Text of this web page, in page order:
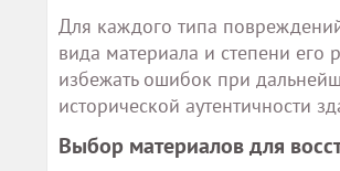
Для каждого типа
вида материала и степени его
избежать ошибок при
исторической аутентичности
Выбор материалов для